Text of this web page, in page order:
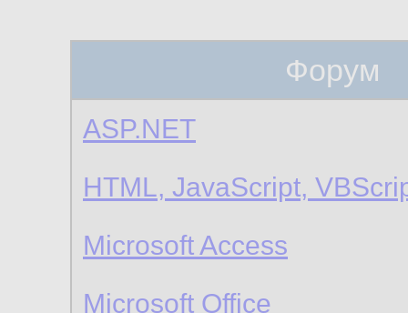
Форум
ASP.NET
HTML, JavaScript,
Microsoft Access
Microsoft Office